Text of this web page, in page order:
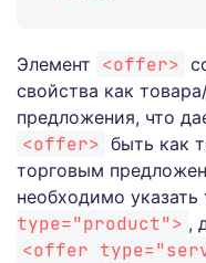
Элемент <offer>
свойства как
предложения, что
<offer> быть как
торговым
необходимо указать
type="product"> ,
<offer